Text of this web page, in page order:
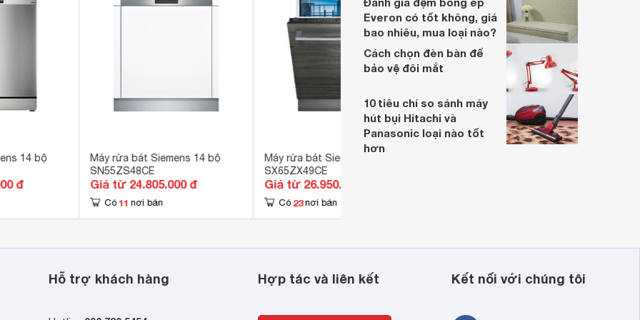
thiết kế sang trọng và nhiều tính răng rửa thông minh ưu
mới với thiết kế trang nhã mang lại cho bạn nhiều sự
rượu muốn xếp vào giỏ Siemens flex Comfort đều nhanh
14 bộ
đ
Máy rửa bát Siemens 14 bộ
SN55ZS48CE
Giá từ 24.805.000 đ
Có 11 nơi bán
Máy rửa bát Siemens 14 bộ
SX65ZX49CE
Giá từ 26.950.000 đ
Có 23 nơi bán
Everon có tốt không, giá
bao nhiêu, mua loại nào?
Cách chọn đèn bàn để
bảo vệ đôi mắt
10 tiêu chí so sánh máy
hút bụi Hitachi và
Panasonic loại nào tốt
hơn
Hỗ trợ khách hàng Hợp tác và liên kết Kết nối với chúng tôi